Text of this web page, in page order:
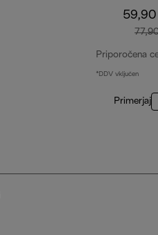
Priporočena
*DDV vključen
Primerjaj